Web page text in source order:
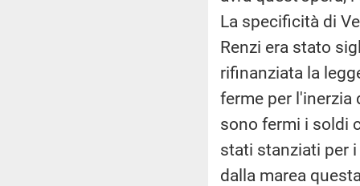
La specificità di
Renzi era stato
rifinanziata la
ferme per
sono fermi i soldi
stati stanziati per
dalla marea